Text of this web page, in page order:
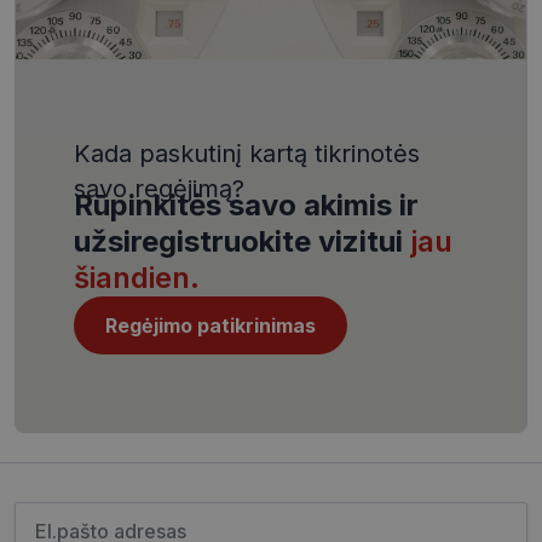
Kada paskutinį kartą tikrinotės
savo regėjimą?
Rūpinkitės savo akimis ir
užsiregistruokite vizitui jau
šiandien.
Regėjimo patikrinimas
VISITOR_PRIVACY_METADATA
YouTube
.youtube.com
5 mėnesiai
4 savaitės
CookieScriptConsent
CookieScript
www.visionexpress.lt